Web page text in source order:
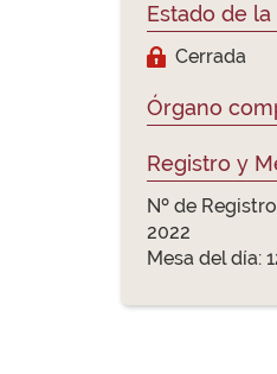
Estado de
Cerrada
Órgano
Registro y
Nº de
2022
Mesa del día: